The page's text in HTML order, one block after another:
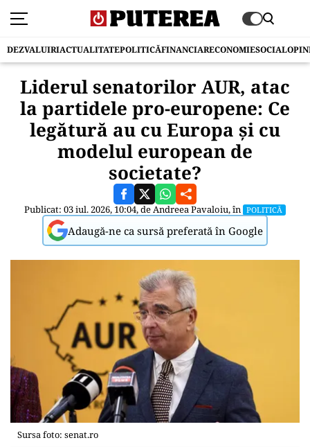
DEZVALUIRIACTUALITATEPOLITICĂFINANCIARECONOMIESOCIAL
Liderul senatorilor AUR, atac
la partidele pro-europene: Ce
legătură au cu Europa şi cu
modelul european de
societate?
Publicat: 03 iul. 2026, 10:04, deAndreea Pavaloiu, în POLITICĂ
Adaugă-ne ca sursă preferată în Google
Sursa foto: senat.ro